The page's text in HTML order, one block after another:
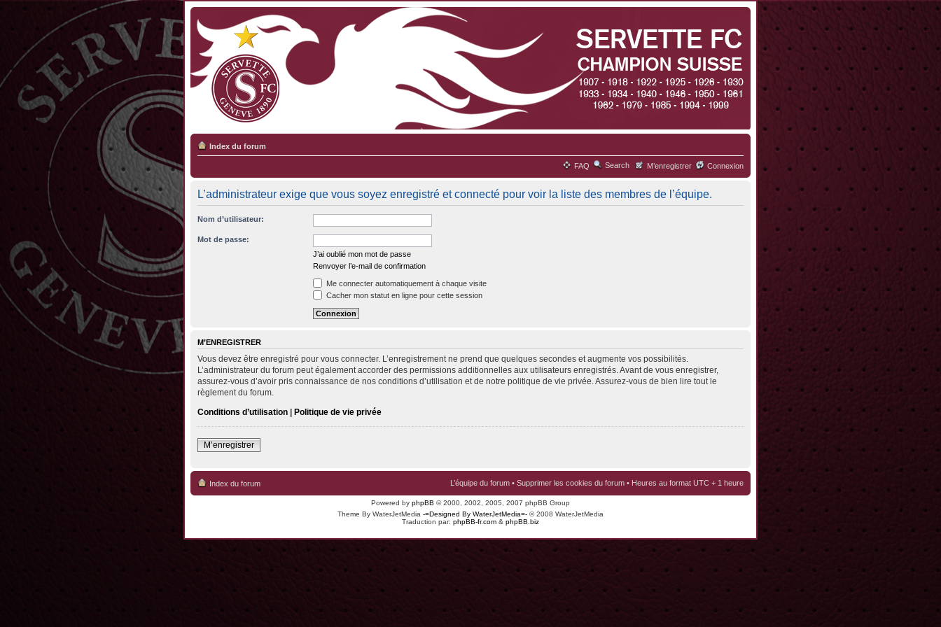
Index du forum
FAQ Search M’enregistrer Connexion
L’administrateur exige que vous soyez enregistré et connecté pour voir la liste des membres de l’équipe.
Nom d’utilisateur:
Mot de passe:
J’ai oublié mon mot de passe
Renvoyer l’e-mail de confirmation
Me connecter automatiquement à chaque visite
Cacher mon statut en ligne pour cette session
M’ENREGISTRER
Vous devez être enregistré pour vous connecter. L’enregistrement ne prend que quelques secondes et augmente vos possibilités.
L’administrateur du forum peut également accorder des permissions additionnelles aux utilisateurs enregistrés. Avant de vous enregistrer,
assurez-vous d’avoir pris connaissance de nos conditions d’utilisation et de notre politique de vie privée. Assurez-vous de bien lire tout le
règlement du forum.
Conditions d’utilisation | Politique de vie privée
M’enregistrer
Index du forum L’équipe du forum • Supprimer les cookies du forum • Heures au format UTC + 1 heure
Powered by phpBB © 2000, 2002, 2005, 2007 phpBB Group
Theme By WaterJetMedia -=Designed By WaterJetMedia=- © 2008 WaterJetMedia
Traduction par: phpBB-fr.com & phpBB.biz